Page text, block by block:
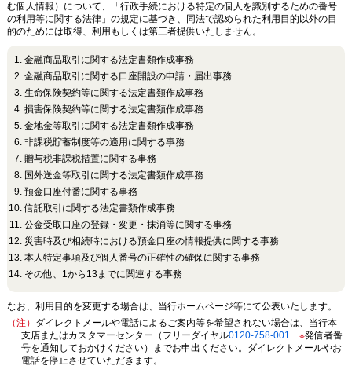
む個人情報）について、「行政手続における特定の個人を識別するための番号
の利用等に関する法律」の規定に基づき、同法で認められた利用目的以外の目
的のためには取得、利用もしくは第三者提供いたしません。
金融商品取引に関する法定書類作成事務
金融商品取引に関する口座開設の申請・届出事務
生命保険契約等に関する法定書類作成事務
損害保険契約等に関する法定書類作成事務
金地金等取引に関する法定書類作成事務
非課税貯蓄制度等の適用に関する事務
贈与税非課税措置に関する事務
国外送金等取引に関する法定書類作成事務
預金口座付番に関する事務
信託取引に関する法定書類作成事務
公金受取口座の登録・変更・抹消等に関する事務
災害時及び相続時における預金口座の情報提供に関する事務
本人特定事項及び個人番号の正確性の確保に関する事務
その他、1から13までに関連する事務
なお、利用目的を変更する場合は、当行ホームページ等にて公表いたします。
（注） ダイレクトメールや電話によるご案内等を希望されない場合は、当行本
支店またはカスタマーセンター（フリーダイヤル0120-758-001 ※発信者番
号を通知しておかけください）までお申出ください。ダイレクトメールやお
電話を停止させていただきます。